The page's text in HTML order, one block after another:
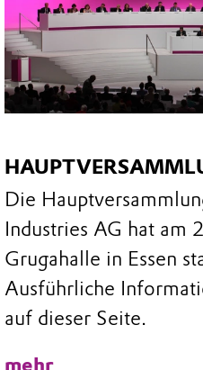
Die
Industries AG hat
Grugahalle in Essen
Ausführliche
auf dieser Seite.
mehr